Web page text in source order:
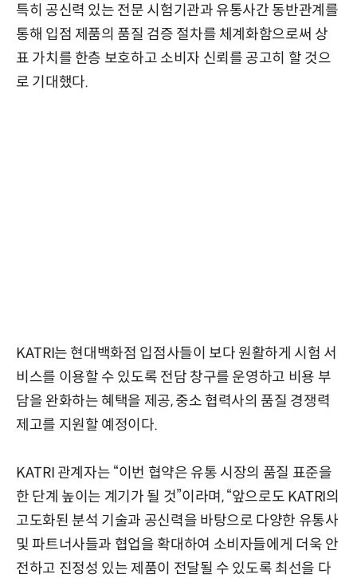
특히 공신력 있는 전문 시험기관과 유통사간 동반관계를
통해 입점 제품의 품질 검증 절차를 체계화함으로써 상
표 가치를 한층 보호하고 소비자 신뢰를 공고히 할 것으
로 기대했다.
KATRI는 현대백화점 입점사들이 보다 원활하게 시험 서
비스를 이용할 수 있도록 전담 창구를 운영하고 비용 부
담을 완화하는 혜택을 제공, 중소 협력사의 품질 경쟁력
제고를 지원할 예정이다.
KATRI 관계자는 “이번 협약은 유통 시장의 품질 표준을
한 단계 높이는 계기가 될 것”이라며, “앞으로도 KATRI의
고도화된 분석 기술과 공신력을 바탕으로 다양한 유통사
및 파트너사들과 협업을 확대하여 소비자들에게 더욱 안
전하고 진정성 있는 제품이 전달될 수 있도록 최선을 다